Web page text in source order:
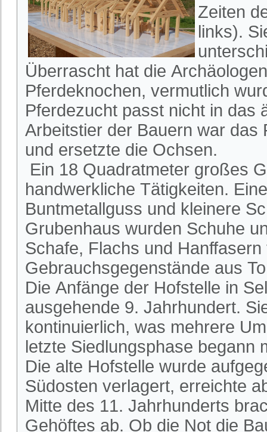
Zeiten
links).
Überrascht hat die
Pferdeknochen, vermutlich
Pferdezucht passt nicht in das
Arbeitstier der Bauern war
und ersetzte die Ochsen.
Ein 18 Quadratmeter großes
handwerkliche Tätigkeiten.
Buntmetallguss und kleinere
Grubenhaus wurden Schuhe
Schafe, Flachs und
Gebrauchsgegenstände aus
Die Anfänge der Hofstelle in
ausgehende 9. Jahrhundert.
kontinuierlich, was mehrere
letzte Siedlungsphase begann
Die alte Hofstelle wurde
Südosten verlagert, erreichte
Mitte des 11. Jahrhunderts
Gehöftes ab. Ob die Not die